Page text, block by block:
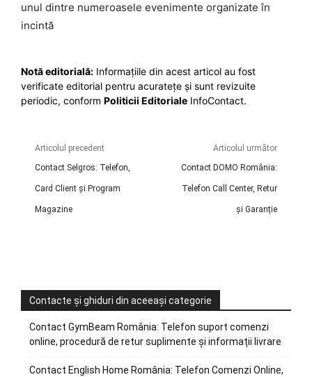
unul dintre numeroasele evenimente organizate în
incintă
Notă editorială: Informațiile din acest articol au fost
verificate editorial pentru acuratețe și sunt revizuite
periodic, conform Politicii Editoriale InfoContact.
Articolul precedent
Contact Selgros: Telefon,
Card Client și Program
Magazine
Articolul următor
Contact DOMO România:
Telefon Call Center, Retur
și Garanție
Contacte și ghiduri din aceeași categorie
Contact GymBeam România: Telefon suport comenzi
online, procedură de retur suplimente și informații livrare
Contact English Home România: Telefon Comenzi Online,